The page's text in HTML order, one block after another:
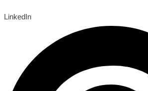
LinkedIn